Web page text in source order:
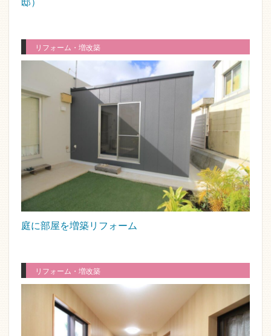
邸）
リフォーム・増改築
庭に部屋を増築リフォーム
リフォーム・増改築